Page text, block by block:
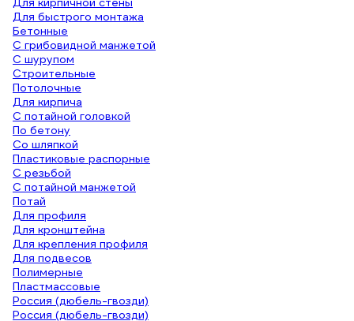
Для быстрого монтажа
Бетонные
С грибовидной манжетой
С шурупом
Строительные
Потолочные
Для кирпича
С потайной головкой
По бетону
Со шляпкой
Пластиковые распорные
С резьбой
С потайной манжетой
Потай
Для профиля
Для кронштейна
Для крепления профиля
Для подвесов
Полимерные
Пластмассовые
Россия (дюбель-гвозди)
Россия (дюбель-гвозди)